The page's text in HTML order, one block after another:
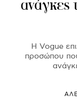
ανάγκες
Η Vogue
προσώπου